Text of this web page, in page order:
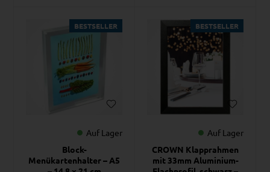
BESTSELLER
Auf Lager
Block-
Menükartenhalter – A5
BESTSELLER
Auf Lager
CROWN Klapprahmen
mit 33mm Aluminium-